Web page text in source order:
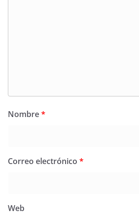
Nombre*
Correo electrónico *
Web